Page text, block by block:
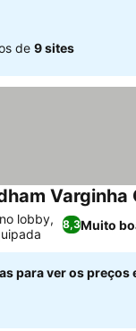
de 9 sites
Varginha
8,3Muito
lobby,
para ver os preços